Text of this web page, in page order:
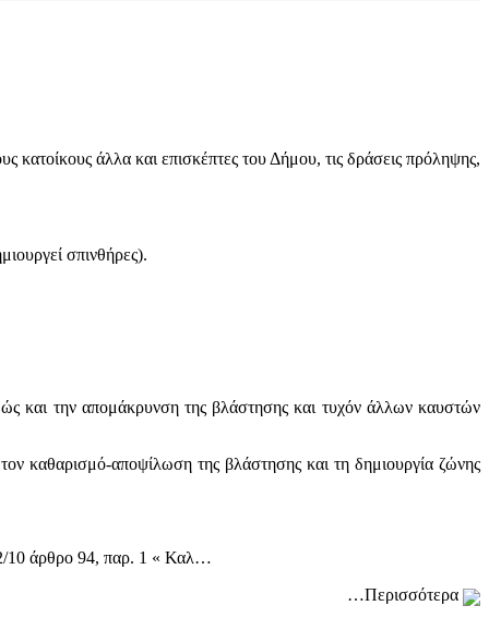
άλλα και επισκέπτες του Δήμου, τις δράσεις πρόληψης,
σπινθήρες).
και την απομάκρυνση της βλάστησης και τυχόν άλλων καυστών
καθαρισμό-αποψίλωση της βλάστησης και τη δημιουργία ζώνης
10 άρθρο 94, παρ. 1 « Καλ…
…Περισσότερα